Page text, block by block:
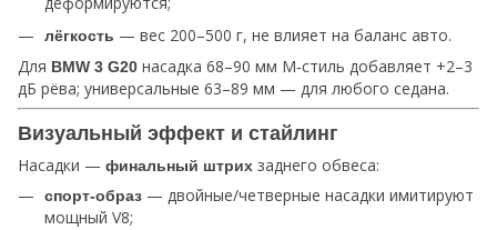
лёгкость — вес 200–500 г, не влияет на баланс авто.
Для BMW 3 G20 насадка 68–90 мм M‑стиль добавляет +2–3
дБ рёва; универсальные 63–89 мм — для любого седана.
Визуальный эффект и стайлинг
Насадки — финальный штрих заднего обвеса:
спорт‑образ — двойные/четверные насадки имитируют
мощный V8;